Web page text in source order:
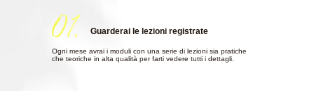
Guarderai le lezioni registrate
Ogni mese avrai i moduli con una serie di lezioni sia pratiche
che teoriche in alta qualità per farti vedere tutti i dettagli.